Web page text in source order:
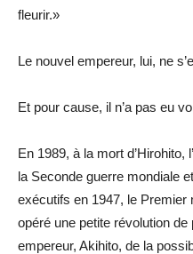
fleurir.»
Le nouvel empereur, lui, ne
Et pour cause, il n’a pas eu
En 1989, à la mort d’Hirohito,
la Seconde guerre mondiale
exécutifs en 1947, le Premier
opéré une petite révolution
empereur, Akihito, de la